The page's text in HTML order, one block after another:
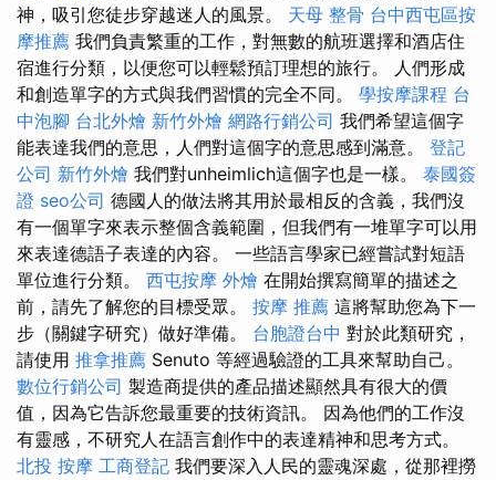
神，吸引您徒步穿越迷人的風景。 天母 整骨 台中西屯區按
摩推薦 我們負責繁重的工作，對無數的航班選擇和酒店住
宿進行分類，以便您可以輕鬆預訂理想的旅行。 人們形成
和創造單字的方式與我們習慣的完全不同。 學按摩課程 台
中泡腳 台北外燴 新竹外燴 網路行銷公司 我們希望這個字
能表達我們的意思，人們對這個字的意思感到滿意。 登記
公司 新竹外燴 我們對unheimlich這個字也是一樣。 泰國簽
證 seo公司 德國人的做法將其用於最相反的含義，我們沒
有一個單字來表示整個含義範圍，但我們有一堆單字可以用
來表達德語子表達的內容。 一些語言學家已經嘗試對短語
單位進行分類。 西屯按摩 外燴 在開始撰寫簡單的描述之
前，請先了解您的目標受眾。 按摩 推薦 這將幫助您為下一
步（關鍵字研究）做好準備。 台胞證台中 對於此類研究，
請使用 推拿推薦 Senuto 等經過驗證的工具來幫助自己。
數位行銷公司 製造商提供的產品描述顯然具有很大的價
值，因為它告訴您最重要的技術資訊。 因為他們的工作沒
有靈感，不研究人在語言創作中的表達精神和思考方式。
北投 按摩 工商登記 我們要深入人民的靈魂深處，從那裡撈